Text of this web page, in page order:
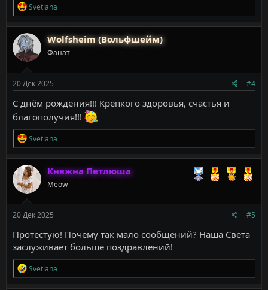
Р
е
а
к
ц
и
и
Svetlana
Wolfsheim (Вольфшейм)
Фанат
20 Дек 2025 #4
С днём рождения!!! Крепкого здоровья, счастья и
благополучия!!!
Р
е
а
к
ц
и
и
Svetlana
Княжна Петлюша
Meow
20 Дек 2025 #5
Протестую! Почему так мало сообщений? Наша Света
заслуживает больше поздравлений!
Р
е
а
Svetlana